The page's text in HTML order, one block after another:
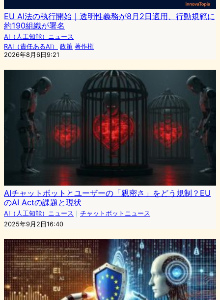
EU AI法の執行開始｜透明性義務が8月2日適用、行動規範に
約190組織が署名
AI（人工知能）ニュース
RAI（責任あるAI）
政策 著作権
2026年8月6日9:21
AIチャットボットとユーザーの「親密さ」をどう規制？EU
のAI Actの課題と現状
AI（人工知能）ニュース ｜ チャットボットニュース
2025年9月2日16:40